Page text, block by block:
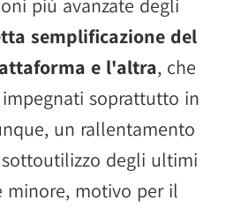
più avanzate degli
semplificazione del
e l'altra, che
soprattutto in
un rallentamento
degli ultimi
minore, motivo per il